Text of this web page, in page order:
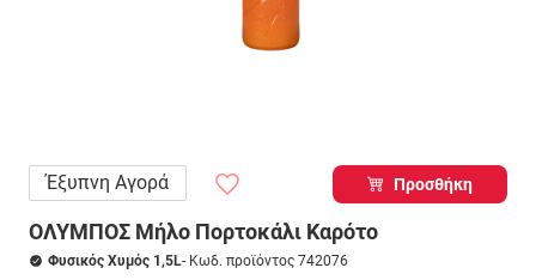
Έξυπνη Αγορά Προσθήκη
ΟΛΥΜΠΟΣ Μήλο Πορτoκάλι Καρότο
Φυσικός Χυμός 1,5L- Κωδ. προϊόντος 742076